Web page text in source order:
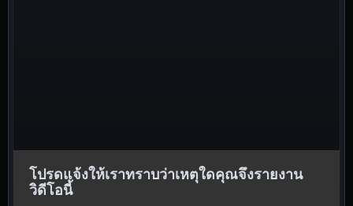
โปรดแจ้งให้เราทราบว่าเหตุใดคุณจึงรายงาน
วิดีโอนี้